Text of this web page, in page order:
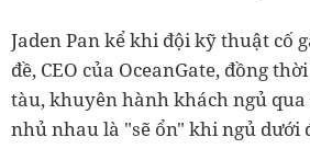
Jaden Pan kể khi đội kỹ thuật cố
đề, CEO của OceanGate, đồng
tàu, khuyên hành khách ngủ
nhủ nhau là "sẽ ổn" khi ngủ dưới